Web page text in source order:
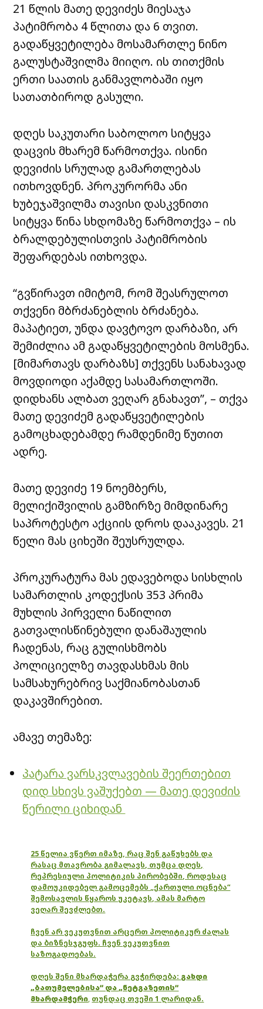
21 წლის მათე დევიძეს მიესაჯა
პატიმრობა 4 წლითა და 6 თვით.
გადაწყვეტილება მოსამართლე ნინო
გალუსტაშვილმა მიიღო. ის თითქმის
ერთი საათის განმავლობაში იყო
სათათბიროდ გასული.
დღეს საკუთარი საბოლოო სიტყვა
დაცვის მხარემ წარმოთქვა. ისინი
დევიძის სრულად გამართლებას
ითხოვდნენ. პროკურორმა ანი
ხუბეჯაშვილმა თავისი დასკვნითი
სიტყვა წინა სხდომაზე წარმოთქვა – ის
ბრალდებულისთვის პატიმრობის
შეფარდებას ითხოვდა.
“გვწირავთ იმიტომ, რომ შეასრულოთ
თქვენი მბრძანებლის ბრძანება.
მაპატიეთ, უნდა დავტოვო დარბაზი, არ
შემიძლია ამ გადაწყვეტილების მოსმენა.
[მიმართავს დარბაზს] თქვენს სანახავად
მოვდიოდი აქამდე სასამართლოში.
დიდხანს ალბათ ვეღარ გნახავთ”, – თქვა
მათე დევიძემ გადაწყვეტილების
გამოცხადებამდე რამდენიმე წუთით
ადრე.
მათე დევიძე 19 ნოემბერს,
მელიქიშვილის გამზირზე მიმდინარე
საპროტესტო აქციის დროს დააკავეს. 21
წელი მას ციხეში შეუსრულდა.
პროკურატურა მას ედავებოდა სისხლის
სამართლის კოდექსის 353 პრიმა
მუხლის პირველი ნაწილით
გათვალისწინებული დანაშაულის
ჩადენას, რაც გულისხმობს
პოლიციელზე თავდასხმას მის
სამსახურებრივ საქმიანობასთან
დაკავშირებით.
ამავე თემაზე:
პატარა ვარსკვლავების შეერთებით
დიდ სხივს ვაშუქებთ — მათე დევიძის
წერილი ციხიდან
25 წელია ვწერთ იმაზე, რაც შენ გაწუხებს და
რასაც მთავრობა გიმალავს, თუმცა დღეს,
რეპრესიული პოლიტიკის პირობებში, როდესაც
დამოუკიდებელ გამოცემებს „ქართული ოცნება“
შემოსავლის წყაროს უკეტავს, ამას მარტო
ვეღარ შევძლებთ.
ჩვენ არ ვეკუთვნით არცერთ პოლიტიკურ ძალას
და ბიზნესჯგუფს. ჩვენ ვეკუთვნით
საზოგადოებას.
დღეს შენი მხარდაჭერა გვჭირდება: გახდი
„ბათუმელებისა“ და „ნეტგაზეთის“
მხარდამჭერი, თუნდაც თვეში 1 ლარიდან.